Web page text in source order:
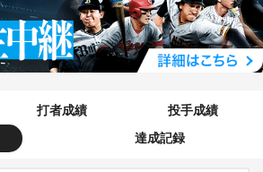
打者成績
投手成績
達成記録